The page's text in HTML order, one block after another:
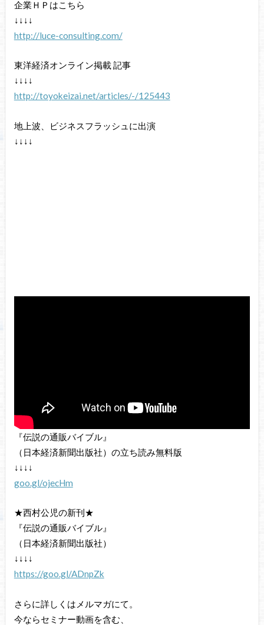
企業ＨＰはこちら
↓↓↓↓
http://luce-consulting.com/
東洋経済オンライン掲載 記事
↓↓↓↓
http://toyokeizai.net/articles/-/125443
地上波、ビジネスフラッシュに出演
↓↓↓↓
『伝説の通販バイブル』
（日本経済新聞出版社）の立ち読み無料版
↓↓↓↓
goo.gl/ojecHm
★西村公児の新刊★
『伝説の通販バイブル』
（日本経済新聞出版社）
↓↓↓↓
https://goo.gl/ADnpZk
さらに詳しくはメルマガにて。
今ならセミナー動画を含む、